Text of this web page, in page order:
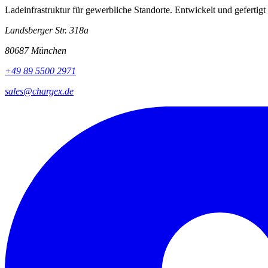
Ladeinfrastruktur für gewerbliche Standorte. Entwickelt und gefertigt
Landsberger Str. 318a
80687 München
+49 89 5500 2971
sales@chargex.de